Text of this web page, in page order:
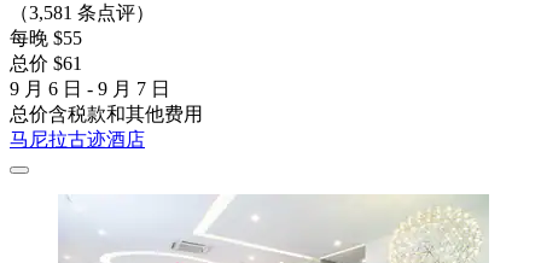
（3,581 条点评）
每晚 $55
总价 $61
9 月 6 日 - 9 月 7 日
总价含税款和其他费用
马尼拉古迹酒店